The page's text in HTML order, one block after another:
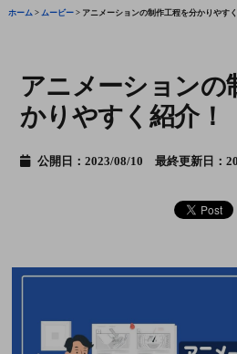
ホーム> ムービー> アニメーションの制作工程を分かりやす
アニメーションの
かりやすく紹介！
公開日：2023/08/10 最終更新日：